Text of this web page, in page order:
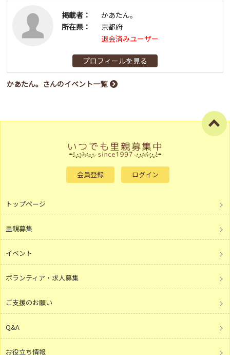
掲載者：
かあたん。
所在県：
京都府
退会済みユーザー
プロフィールを見る
かあたん。さんのイベント一覧
会員登録 ログイン
トップページ
里親募集
イベント
ボランティア・求人募集
ご支援のお願い
Q&A
お役立ち情報